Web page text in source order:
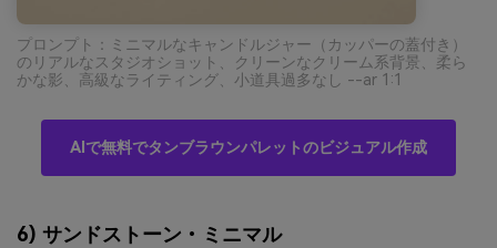
プロンプト：ミニマルなキャンドルジャー（カッパーの蓋付き）
のリアルなスタジオショット、クリーンなクリーム系背景、柔ら
かな影、高級なライティング、小道具過多なし --ar 1:1
AIで無料でタンブラウンパレットのビジュアル作成
6) サンドストーン・ミニマル